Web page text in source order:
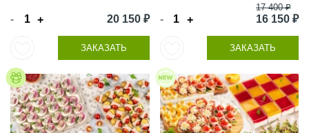
- + 20 150 ₽
ЗАКАЗАТЬ
- +
17 400 ₽
16 150 ₽
ЗАКАЗАТЬ